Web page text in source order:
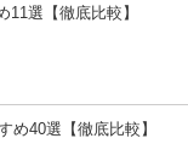
選【徹底比較】
め40選【徹底比較】